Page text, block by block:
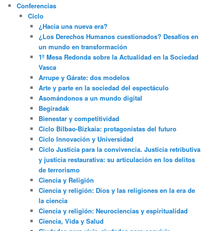
Conferencias
Ciclo
¿Hacia una nueva era?
¿Los Derechos Humanos cuestionados? Desafíos en
un mundo en transformación
1º Mesa Redonda sobre la Actualidad en la Sociedad
Vasca
Arrupe y Gárate: dos modelos
Arte y parte en la sociedad del espectáculo
Asomándonos a un mundo digital
Begiradak
Bienestar y competitividad
Ciclo Bilbao-Bizkaia: protagonistas del futuro
Ciclo Innovación y Universidad
Ciclo Justicia para la convivencia. Justicia retributiva
y justicia restaurativa: su articulación en los delitos
de terrorismo
Ciencia y Religión
Ciencia y religión: Dios y las religiones en la era de
la ciencia
Ciencia y religión: Neurociencias y espiritualidad
Ciencia, Vida y Salud